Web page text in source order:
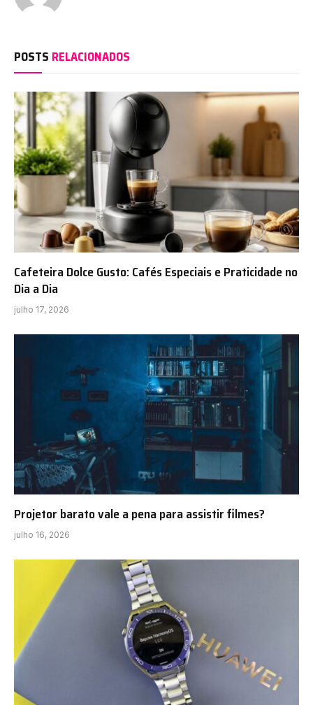
POSTS RELACIONADOS
Cafeteira Dolce Gusto: Cafés Especiais e Praticidade no
Dia a Dia
julho 17, 2026
Projetor barato vale a pena para assistir filmes?
julho 16, 2026